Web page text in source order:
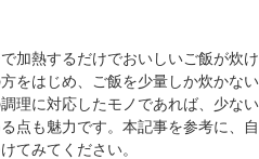
加熱するだけでおいしいご飯が炊け
をはじめ、ご飯を少量しか炊かない
理に対応したモノであれば、少ない
点も魅力です。本記事を参考に、自
てみてください。